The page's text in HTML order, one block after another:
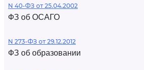
N 40-ФЗ от 25.04.2002
ФЗ об ОСАГО
N 273-ФЗ от 29.12.2012
ФЗ об образовании